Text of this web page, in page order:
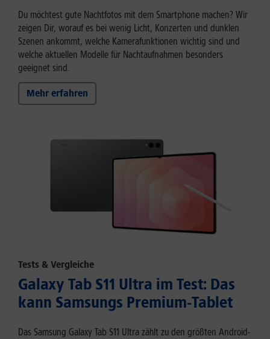
Du möchtest gute Nachtfotos mit dem Smartphone machen? Wir
zeigen Dir, worauf es bei wenig Licht, Konzerten und dunklen
Szenen ankommt, welche Kamerafunktionen wichtig sind und
welche aktuellen Modelle für Nachtaufnahmen besonders
geeignet sind.
Mehr erfahren
Tests & Vergleiche
Galaxy Tab S11 Ultra im Test: Das
kann Samsungs Premium-Tablet
Das Samsung Galaxy Tab S11 Ultra zählt zu den größten Android-